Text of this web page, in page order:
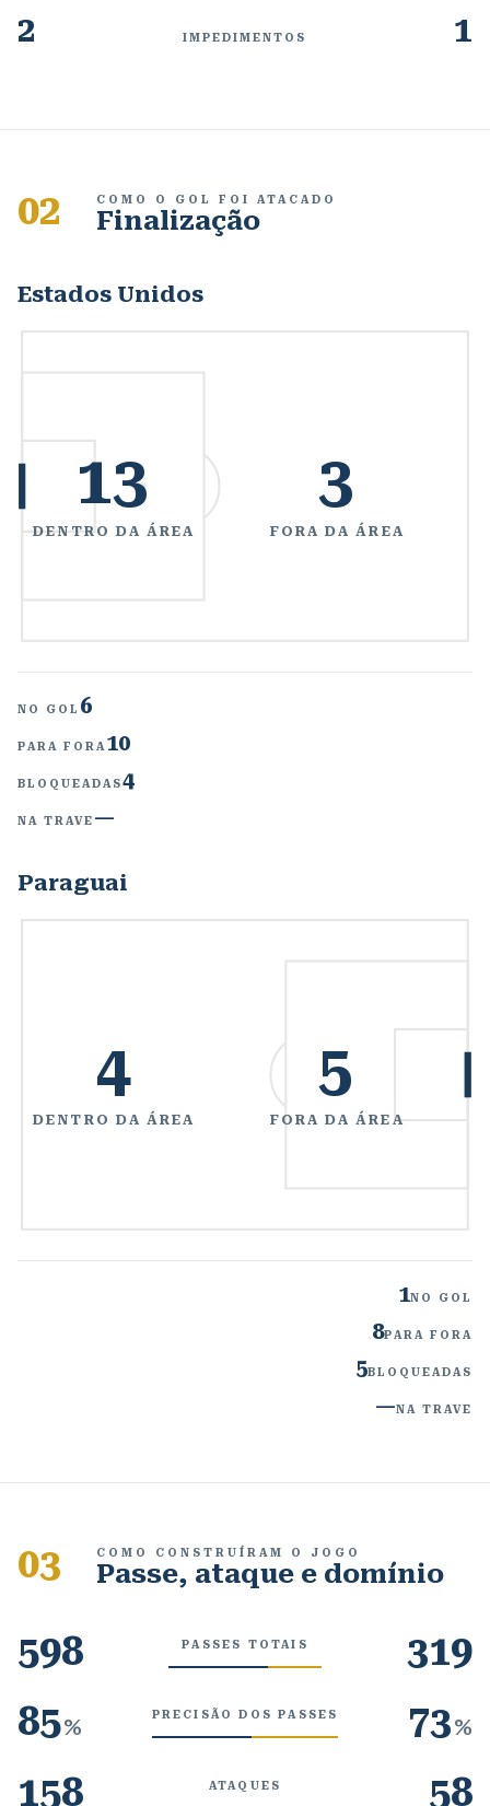
2
IMPEDIMENTOS 1
02 COMO O GOL FOI ATACADO
Finalização
Estados Unidos
13
DENTRO DA ÁREA
3
FORA DA ÁREA
NO GOL 6
PARA FORA 10
BLOQUEADAS4
NA TRAVE —
Paraguai
4
DENTRO DA ÁREA
5
FORA DA ÁREA
1NO GOL
8PARA FORA
5BLOQUEADAS
—NA TRAVE
03 COMO CONSTRUÍRAM O JOGO
Passe, ataque e domínio
598 PASSES TOTAIS
319
85% PRECISÃO DOS PASSES 73%
158 ATAQUES 58